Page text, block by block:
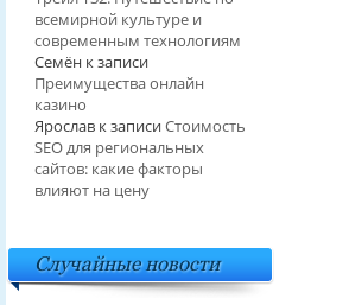
всемирной культуре и
современным технологиям
Семёнк записи
Преимущества онлайн
казино
Ярославк записиСтоимость
SEO для региональных
сайтов: какие факторы
влияют на цену
Случайные новости